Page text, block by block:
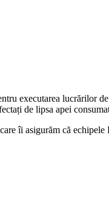
executarea lucrărilor
de lipsa apei
îi asigurăm că